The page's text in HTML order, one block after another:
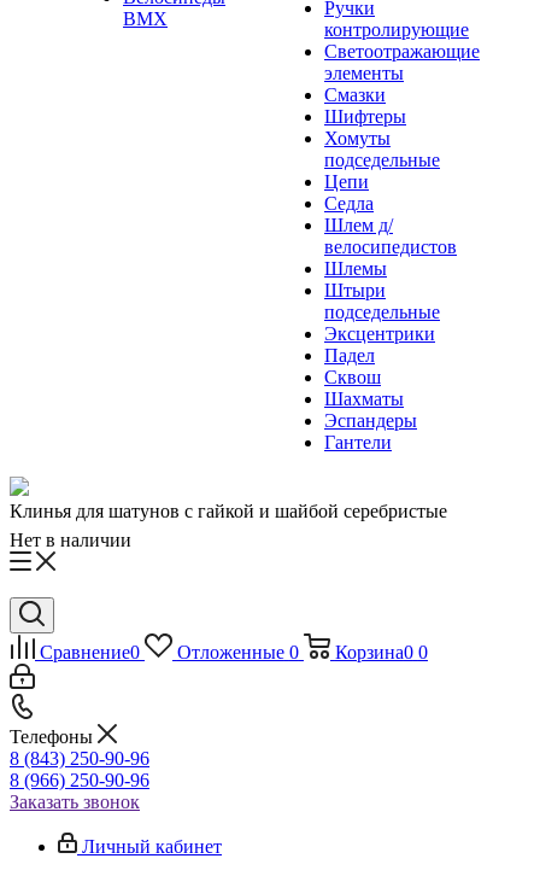
BMX
Ручки
контролирующие
Светоотражающие
элементы
Смазки
Шифтеры
Хомуты
подседельные
Цепи
Седла
Шлем д/
велосипедистов
Шлемы
Штыри
подседельные
Эксцентрики
Падел
Сквош
Шахматы
Эспандеры
Гантели
Клинья для шатунов с гайкой и шайбой серебристые
Нет в наличии
Сравнение0 Отложенные 0 Корзина0 0
Телефоны
8 (843) 250-90-96
8 (966) 250-90-96
Заказать звонок
Личный кабинет